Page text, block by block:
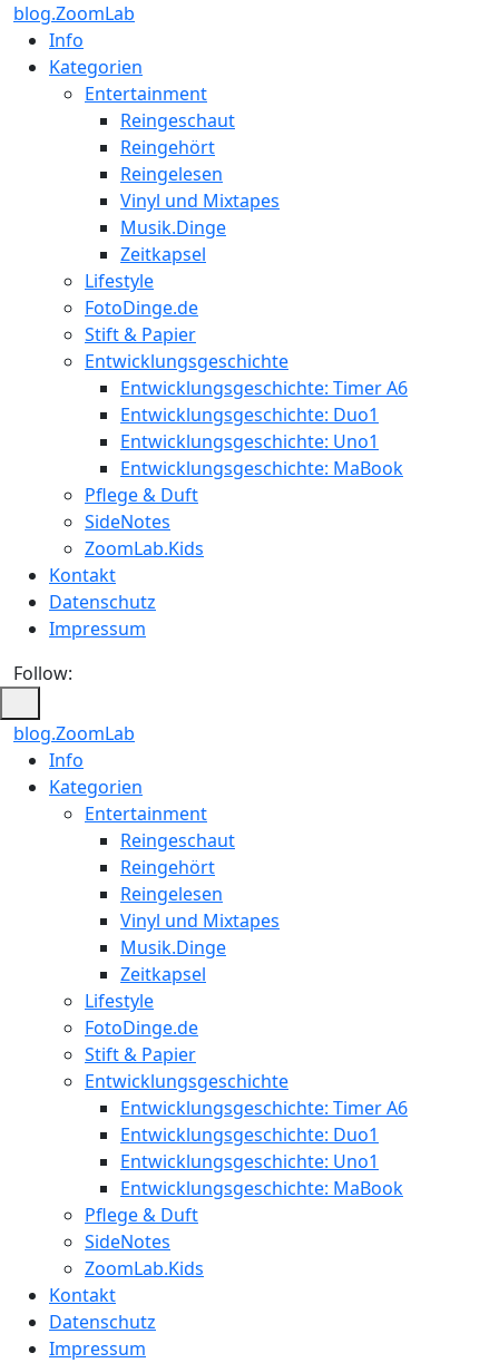
blog.ZoomLab
Info
Kategorien
Entertainment
Reingeschaut
Reingehört
Reingelesen
Vinyl und Mixtapes
Musik.Dinge
Zeitkapsel
Lifestyle
FotoDinge.de
Stift & Papier
Entwicklungsgeschichte
Entwicklungsgeschichte: Timer A6
Entwicklungsgeschichte: Duo1
Entwicklungsgeschichte: Uno1
Entwicklungsgeschichte: MaBook
Pflege & Duft
SideNotes
ZoomLab.Kids
Kontakt
Datenschutz
Impressum
Follow:
blog.ZoomLab
Info
Kategorien
Entertainment
Reingeschaut
Reingehört
Reingelesen
Vinyl und Mixtapes
Musik.Dinge
Zeitkapsel
Lifestyle
FotoDinge.de
Stift & Papier
Entwicklungsgeschichte
Entwicklungsgeschichte: Timer A6
Entwicklungsgeschichte: Duo1
Entwicklungsgeschichte: Uno1
Entwicklungsgeschichte: MaBook
Pflege & Duft
SideNotes
ZoomLab.Kids
Kontakt
Datenschutz
Impressum